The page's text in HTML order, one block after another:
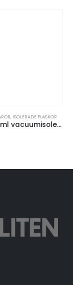
, ISOLERADE FLASKOR
Odin 510 ml vacuumisolerad sportflaska